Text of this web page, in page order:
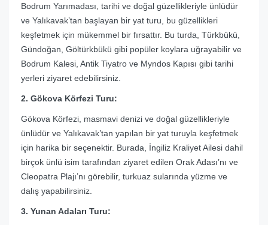
Bodrum Yarımadası, tarihi ve doğal güzellikleriyle ünlüdür
ve Yalıkavak’tan başlayan bir yat turu, bu güzellikleri
keşfetmek için mükemmel bir fırsattır. Bu turda, Türkbükü,
Gündoğan, Göltürkbükü gibi popüler koylara uğrayabilir ve
Bodrum Kalesi, Antik Tiyatro ve Myndos Kapısı gibi tarihi
yerleri ziyaret edebilirsiniz.
2. Gökova Körfezi Turu:
Gökova Körfezi, masmavi denizi ve doğal güzellikleriyle
ünlüdür ve Yalıkavak’tan yapılan bir yat turuyla keşfetmek
için harika bir seçenektir. Burada, İngiliz Kraliyet Ailesi dahil
birçok ünlü isim tarafından ziyaret edilen Orak Adası’nı ve
Cleopatra Plajı’nı görebilir, turkuaz sularında yüzme ve
dalış yapabilirsiniz.
3. Yunan Adaları Turu: